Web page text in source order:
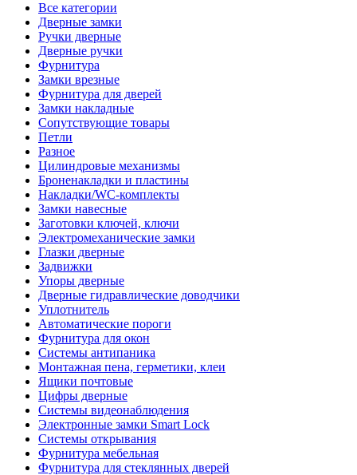
Все категории
Дверные замки
Ручки дверные
Дверные ручки
Фурнитура
Замки врезные
Фурнитура для дверей
Замки накладные
Сопутствующие товары
Петли
Разное
Цилиндровые механизмы
Броненакладки и пластины
Накладки/WC-комплекты
Замки навесные
Заготовки ключей, ключи
Электромеханические замки
Глазки дверные
Задвижки
Упоры дверные
Дверные гидравлические доводчики
Уплотнитель
Автоматические пороги
Фурнитура для окон
Системы антипаника
Монтажная пена, герметики, клеи
Ящики почтовые
Цифры дверные
Системы видеонаблюдения
Электронные замки Smart Lock
Системы открывания
Фурнитура мебельная
Фурнитура для стеклянных дверей